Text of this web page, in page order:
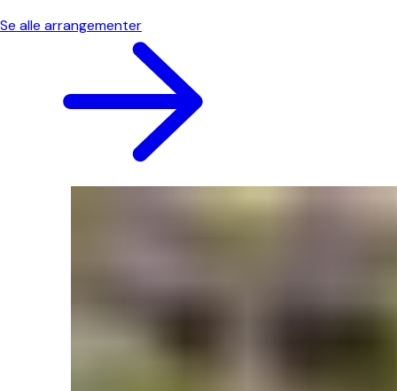
Se alle arrangementer